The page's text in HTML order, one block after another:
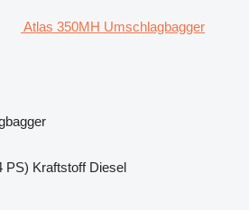
Atlas 350MH Umschlagbagger
PS) Kraftstoff Diesel